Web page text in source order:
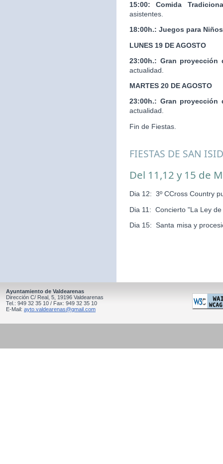
15:00: Comida
asistentes.
18:00h.: Juegos para Niños
LUNES 19 DE AGOSTO
23:00h.: Gran proyección
actualidad.
MARTES 20 DE AGOSTO
23:00h.: Gran proyección
actualidad.
Fin de Fiestas.
FIESTAS DE SAN
Del 11,12 y 15 de
Dia 12: 3º CCross Country
Dia 11: Concierto "La Ley
Dia 15: Santa misa y
Ayuntamiento de Valdearenas
Dirección C/ Real, 5, 19196 Valdearenas
Tel.: 949 32 35 10 / Fax: 949 32 35 10
E-Mail: ayto.valdearenas@gmail.com